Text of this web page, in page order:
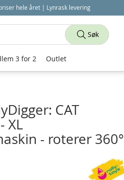
hele året | Lynrask levering
CAT
XL
- roterer 360°
Søk
3 for 2 Outlet